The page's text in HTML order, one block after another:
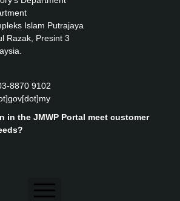
Islam Putrajaya
Razak, Presint 3
8870 9102
in the JMWP Portal meet customer